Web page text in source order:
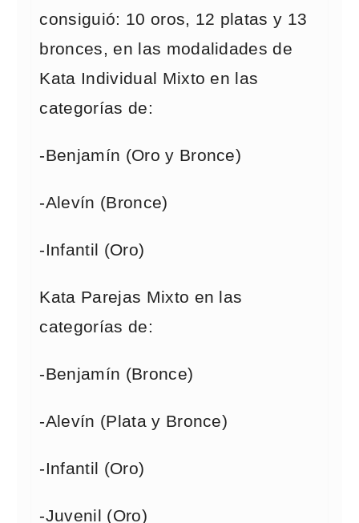
consiguió: 10 oros, 12 platas y 13
bronces, en las modalidades de
Kata Individual Mixto en las
categorías de:
-Benjamín (Oro y Bronce)
-Alevín (Bronce)
-Infantil (Oro)
Kata Parejas Mixto en las
categorías de:
-Benjamín (Bronce)
-Alevín (Plata y Bronce)
-Infantil (Oro)
-Juvenil (Oro)